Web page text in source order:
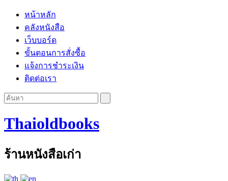
หน้าหลัก
คลังหนังสือ
เว็บบอร์ด
ขั้นตอนการสั่งซื้อ
แจ้งการชำระเงิน
ติดต่อเรา
Thaioldbooks
ร้านหนังสือเก่า